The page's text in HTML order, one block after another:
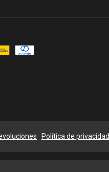
· Política de privacidad